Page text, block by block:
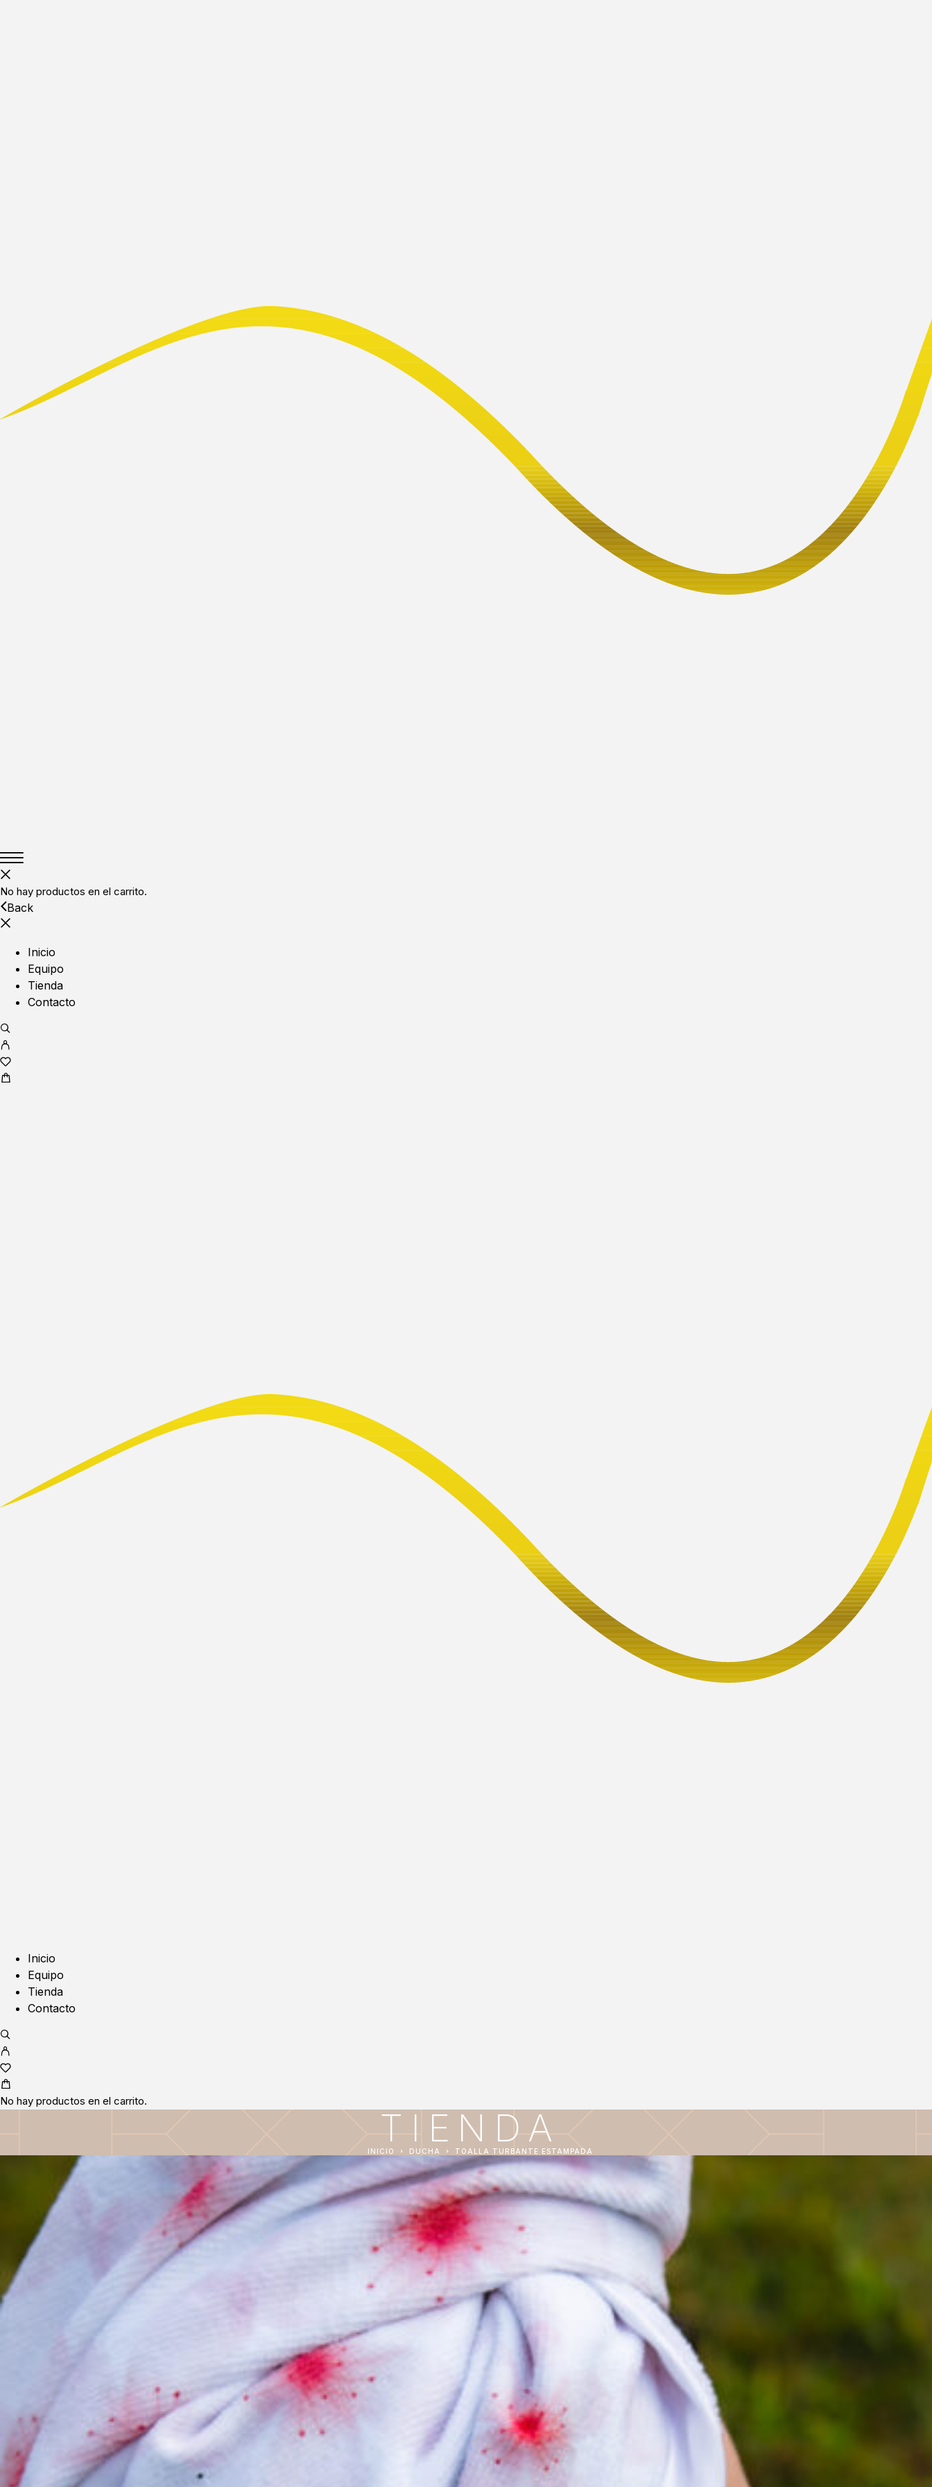
No hay productos en el carrito.
Back
Inicio
Equipo
Tienda
Contacto
Inicio
Equipo
Tienda
Contacto
No hay productos en el carrito.
TIENDA
INICIO DUCHA TOALLA TURBANTE ESTAMPADA